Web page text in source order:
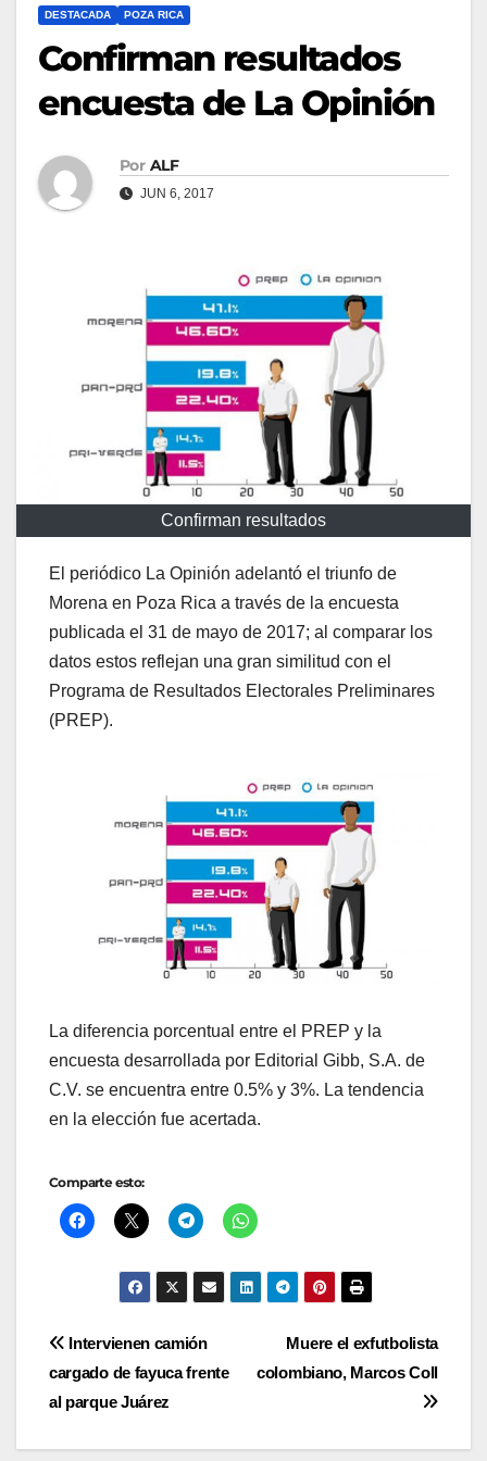
DESTACADA POZA RICA
Confirman resultados
encuesta de La Opinión
Por ALF
JUN 6, 2017
Confirman resultados
El periódico La Opinión adelantó el triunfo de
Morena en Poza Rica a través de la encuesta
publicada el 31 de mayo de 2017; al comparar los
datos estos reflejan una gran similitud con el
Programa de Resultados Electorales Preliminares
(PREP).
La diferencia porcentual entre el PREP y la
encuesta desarrollada por Editorial Gibb, S.A. de
C.V. se encuentra entre 0.5% y 3%. La tendencia
en la elección fue acertada.
Comparte esto:
Navegación
de
entradas
Muere el exfutbolista
colombiano, Marcos Coll
Intervienen camión
cargado de fayuca frente
al parque Juárez